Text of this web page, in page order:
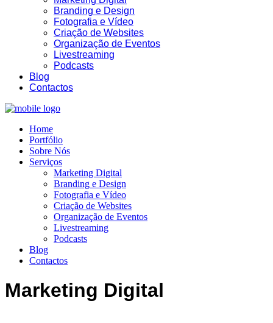
Branding e Design
Fotografia e Vídeo
Criação de Websites
Organização de Eventos
Livestreaming
Podcasts
Blog
Contactos
Home
Portfólio
Sobre Nós
Serviços
Marketing Digital
Branding e Design
Fotografia e Vídeo
Criação de Websites
Organização de Eventos
Livestreaming
Podcasts
Blog
Contactos
Marketing Digital
18:37